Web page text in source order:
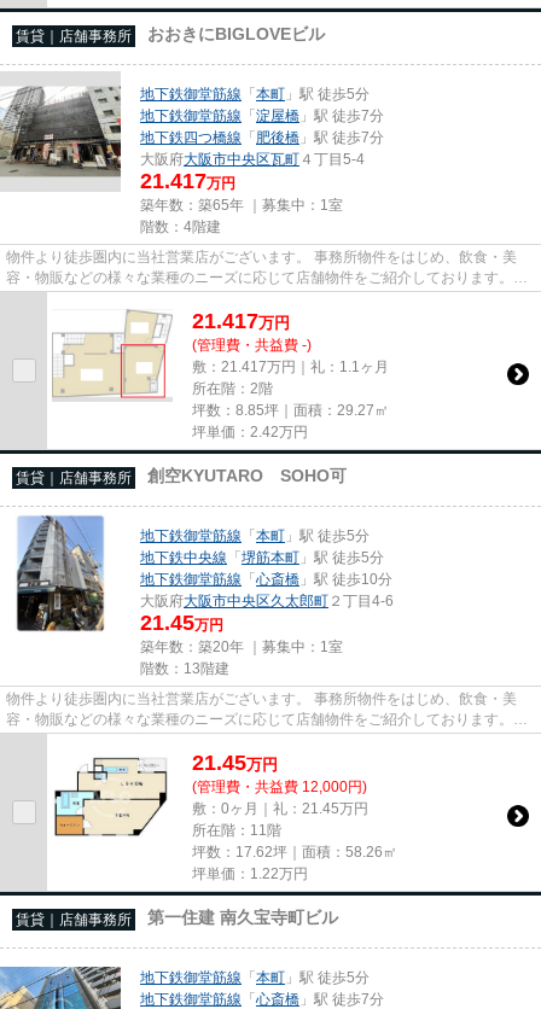
賃貸｜店舗事務所 おおきにBIGLOVEビル
地下鉄御堂筋線 「本町 」駅 徒歩5分
地下鉄御堂筋線 「淀屋橋 」駅 徒歩7分
地下鉄四つ橋線 「肥後橋 」駅 徒歩7分
大阪府大阪市中央区瓦町 ４丁目5-4
21.417万円
築年数：築65年 ｜募集中： 1室
階数：4階建
物件より徒歩圏内に当社営業店がございます。 事務所物件をはじめ、飲食・美
容・物販などの様々な業種のニーズに応じて店舗物件をご紹介しております。
尚、弊社ではおとり広告は一切...
21.417万円
(管理費・共益費 -)
敷：21.417万円｜礼：1.1ヶ月
所在階：2階
坪数：8.85坪｜面積：29.27㎡
坪単価： 2.42万円
賃貸｜店舗事務所 創空KYUTARO SOHO可
地下鉄御堂筋線 「本町 」駅 徒歩5分
地下鉄中央線 「堺筋本町 」駅 徒歩5分
地下鉄御堂筋線 「心斎橋 」駅 徒歩10分
大阪府大阪市中央区久太郎町 ２丁目4-6
21.45万円
築年数：築20年 ｜募集中： 1室
階数：13階建
物件より徒歩圏内に当社営業店がございます。 事務所物件をはじめ、飲食・美
容・物販などの様々な業種のニーズに応じて店舗物件をご紹介しております。
尚、弊社ではおとり広告は一切...
21.45万円
(管理費・共益費 12,000円)
敷：0ヶ月｜礼：21.45万円
所在階：11階
坪数：17.62坪｜面積：58.26㎡
坪単価： 1.22万円
賃貸｜店舗事務所 第一住建 南久宝寺町ビル
地下鉄御堂筋線 「本町 」駅 徒歩5分
地下鉄御堂筋線 「心斎橋 」駅 徒歩7分